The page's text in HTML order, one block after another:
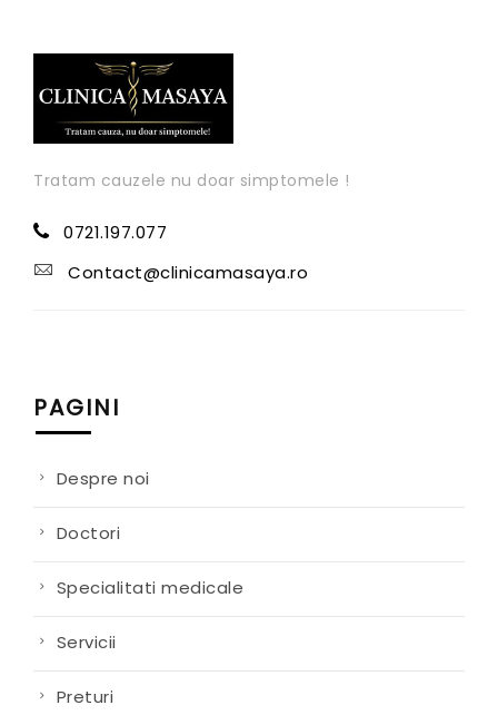
Tratam cauzele nu doar simptomele !
0721.197.077
Contact@clinicamasaya.ro
PAGINI
Despre noi
Doctori
Specialitati medicale
Servicii
Preturi